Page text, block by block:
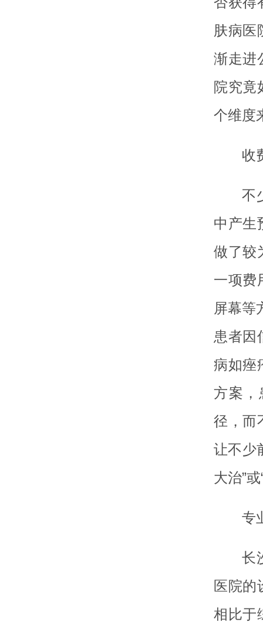
肤病医
渐走进
院究竟
个维度
收
不
中产生
做了较
一项费
屏幕等
患者因
病如痤
方案，
径，而
让不少
大治”
专
长
医院的
相比于